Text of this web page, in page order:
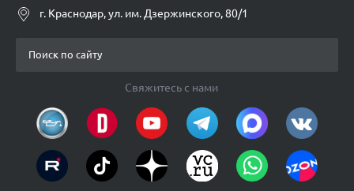
г. Краснодар, ул. им. Дзержинского, 80/1
Свяжитесь с нами